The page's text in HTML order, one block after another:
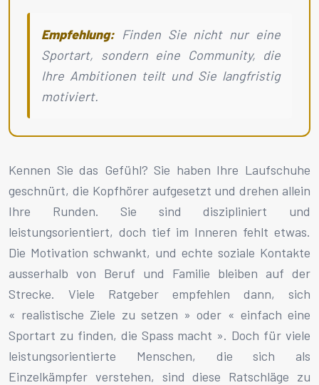
Empfehlung: Finden Sie nicht nur eine
Sportart, sondern eine Community, die
Ihre Ambitionen teilt und Sie langfristig
motiviert.
Kennen Sie das Gefühl? Sie haben Ihre Laufschuhe
geschnürt, die Kopfhörer aufgesetzt und drehen allein
Ihre Runden. Sie sind diszipliniert und
leistungsorientiert, doch tief im Inneren fehlt etwas.
Die Motivation schwankt, und echte soziale Kontakte
ausserhalb von Beruf und Familie bleiben auf der
Strecke. Viele Ratgeber empfehlen dann, sich
« realistische Ziele zu setzen » oder « einfach eine
Sportart zu finden, die Spass macht ». Doch für viele
leistungsorientierte Menschen, die sich als
Einzelkämpfer verstehen, sind diese Ratschläge zu